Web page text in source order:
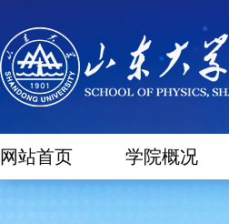
网站首页 学院概况